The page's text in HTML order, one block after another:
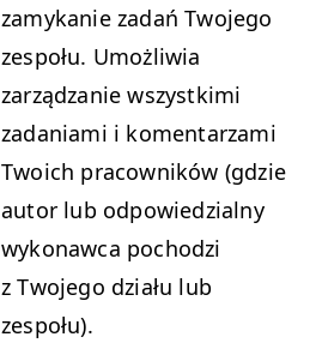
zamykanie zadań Two­jego
zespołu. Umożli­wia
zarządzanie wszys­tki­mi
zada­ni­a­mi i komen­tarza­mi
Twoich pra­cown­ików (gdzie
autor lub odpowiedzial­ny
wykon­aw­ca pochodzi
z Two­jego dzi­ału lub
zespołu).